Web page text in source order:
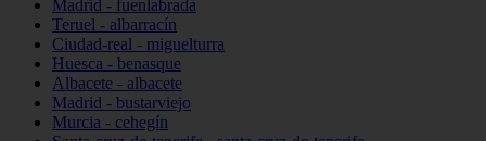
Madrid - fuenlabrada
Teruel - albarracín
Ciudad-real - miguelturra
Huesca - benasque
Albacete - albacete
Madrid - bustarviejo
Murcia - cehegín